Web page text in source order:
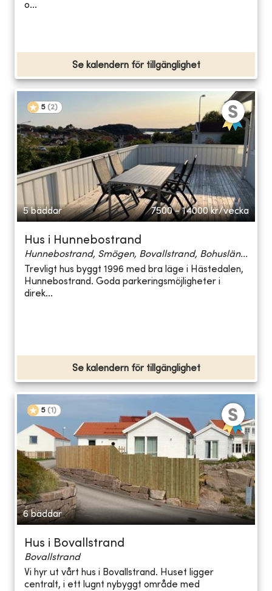
o...
Se kalendern för tillgänglighet
5 (2)
5 bäddar 7500 - 14000 kr/vecka
Hus i Hunnebostrand
Hunnebostrand, Smögen, Bovallstrand, Bohuslän...
Trevligt hus byggt 1996 med bra läge i Hästedalen,
Hunnebostrand. Goda parkeringsmöjligheter i
direk...
Se kalendern för tillgänglighet
5 (1 )
6 bäddar
Hus i Bovallstrand
Bovallstrand
Vi hyr ut vårt hus i Bovallstrand. Huset ligger
centralt, i ett lugnt nybyggt område med